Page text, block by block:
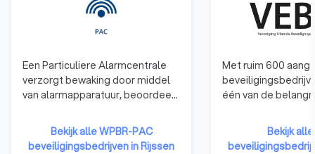
Een Particuliere Alarmcentrale
verzorgt bewaking door middel
van alarmapparatuur, beoordeelt
situaties door aan de politie.
Bekijk alle WPBR-PAC
beveiligingsbedrijven in Rijssen
Met ruim 600
één van de
behartigen de
Bekijk alle